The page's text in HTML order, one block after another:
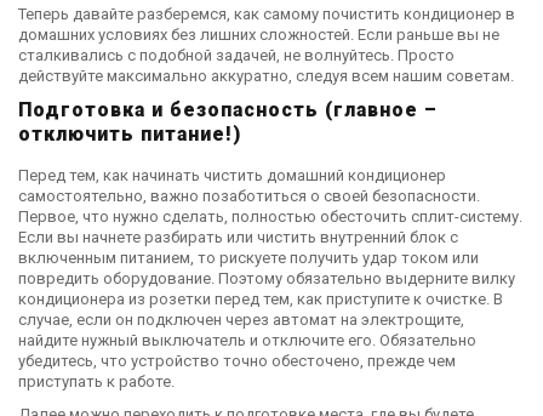
Теперь давайте разберемся, как самому почистить кондиционер в
домашних условиях без лишних сложностей. Если раньше вы не
сталкивались с подобной задачей, не волнуйтесь. Просто
действуйте максимально аккуратно, следуя всем нашим советам.
Подготовка и безопасность (главное –
отключить питание!)
Перед тем, как начинать чистить домашний кондиционер
самостоятельно, важно позаботиться о своей безопасности.
Первое, что нужно сделать, полностью обесточить сплит-систему.
Если вы начнете разбирать или чистить внутренний блок с
включенным питанием, то рискуете получить удар током или
повредить оборудование. Поэтому обязательно выдерните вилку
кондиционера из розетки перед тем, как приступите к очистке. В
случае, если он подключен через автомат на электрощите,
найдите нужный выключатель и отключите его. Обязательно
убедитесь, что устройство точно обесточено, прежде чем
приступать к работе.